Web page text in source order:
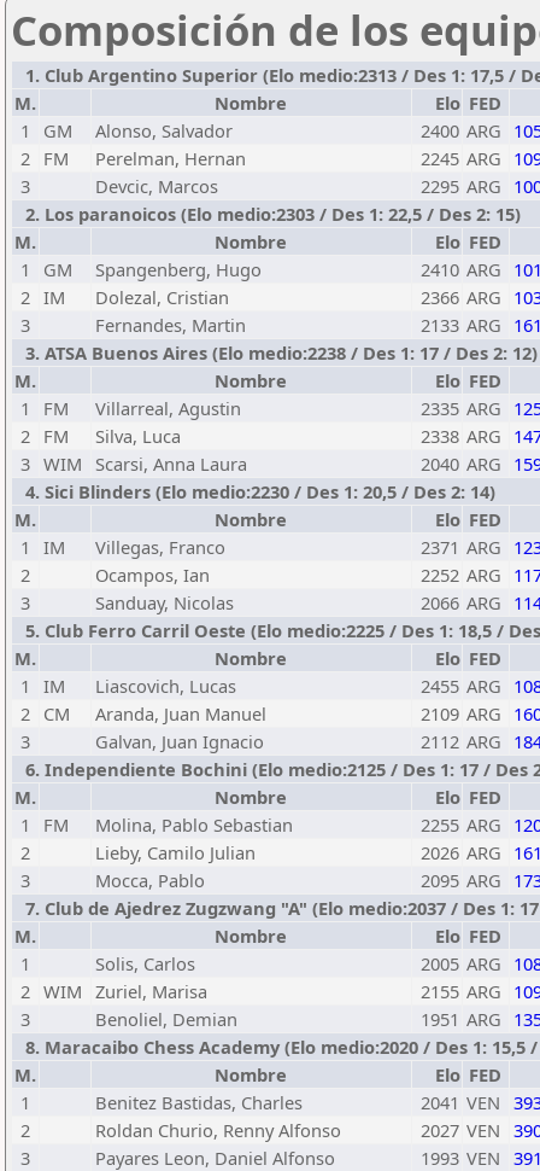
Composición de los
1. Club Argentino Superior (Elo medio:2313 / Des 1: 17,5 /
M.
Nombre Elo FED
1
GM Alonso, Salvador 2400 ARG
2 FM Perelman, Hernan 2245 ARG
3
Devcic, Marcos 2295 ARG
2. Los paranoicos (Elo medio:2303 / Des 1: 22,5 / Des 2: 15)
M.
Nombre Elo FED
1
GM Spangenberg, Hugo 2410 ARG
2 IM Dolezal, Cristian 2366 ARG
3
Fernandes, Martin 2133 ARG
3. ATSA Buenos Aires (Elo medio:2238 / Des 1: 17 / Des 2: 12)
M.
Nombre Elo FED
1
FM Villarreal, Agustin 2335 ARG
2 FM Silva, Luca 2338 ARG
3 WIM Scarsi, Anna Laura 2040 ARG
4. Sici Blinders (Elo medio:2230 / Des 1: 20,5 / Des 2: 14)
M.
Nombre Elo FED
1
IM Villegas, Franco 2371 ARG
2
Ocampos, Ian 2252 ARG
3
Sanduay, Nicolas 2066 ARG
5. Club Ferro Carril Oeste (Elo medio:2225 / Des 1: 18,5 /
M.
Nombre Elo FED
1
IM Liascovich, Lucas 2455 ARG
2 CM Aranda, Juan Manuel 2109 ARG
3
Galvan, Juan Ignacio 2112 ARG
6. Independiente Bochini (Elo medio:2125 / Des 1: 17 / Des
M.
Nombre Elo FED
1
FM Molina, Pablo Sebastian 2255 ARG
2
Lieby, Camilo Julian 2026 ARG
3
Mocca, Pablo 2095 ARG
7. Club de Ajedrez Zugzwang "A" (Elo medio:2037 / Des 1:
M.
Nombre Elo FED
1
Solis, Carlos 2005 ARG
2 WIM Zuriel, Marisa 2155 ARG
3
Benoliel, Demian 1951 ARG
8. Maracaibo Chess Academy (Elo medio:2020 / Des 1: 15,5 /
M.
Nombre Elo FED
1
Benitez Bastidas, Charles 2041 VEN
2
Roldan Churio, Renny Alfonso 2027 VEN
3
Payares Leon, Daniel Alfonso 1993 VEN